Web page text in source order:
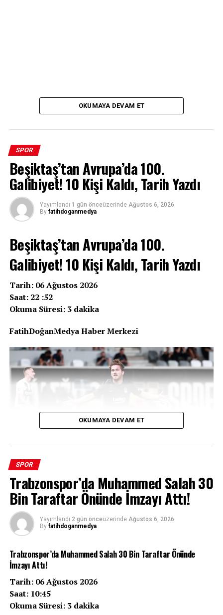
OKUMAYA DEVAM ET
SPOR
Beşiktaş’tan Avrupa’da 100.
Galibiyet! 10 Kişi Kaldı, Tarih Yazdı
Yayımlandı 1 gün önceüzerinde Ağustos 6, 2026
By fatihdoganmedya
Beşiktaş’tan Avrupa’da 100.
Galibiyet! 10 Kişi Kaldı, Tarih Yazdı
Tarih: 06 Ağustos 2026
Saat: 22 :52
Okuma Süresi: 3 dakika
FatihDoğanMedya Haber Merkezi
Zorlu bir Çekya deplasmanı, 10 kişi kalmak, tarihi bir
başarı… Beşiktaş, UEFA Avrupa Ligi 3. eleme turu ilk
maçında Hradec Kralove’yi 1-0 mağlup ederek Avrupa
beyazlılar, bu anlamlı zaferle sadece tur kapısını
aralamakla kalmadı, kulüp tarihinin gurur tablosuna bir
yıldız daha ekledi.
Zorlu Deplasmanda Tarihi Gece
OKUMAYA DEVAM ET
SPOR
Trabzonspor’da Muhammed Salah 30
Bin Taraftar Önünde İmzayı Attı!
Yayımlandı 2 gün önceüzerinde Ağustos 6, 2026
By fatihdoganmedya
Trabzonspor’da Muhammed Salah 30 Bin Taraftar Önünde
İmzayı Attı!
Tarih: 06 Ağustos 2026
Saat: 10:45
Okuma Süresi: 3 dakika